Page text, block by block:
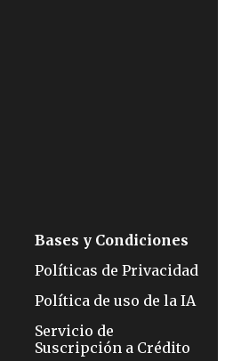
Bases y Condiciones
Políticas de Privacidad
Política de uso de la IA
Servicio de
Suscripción a Crédito